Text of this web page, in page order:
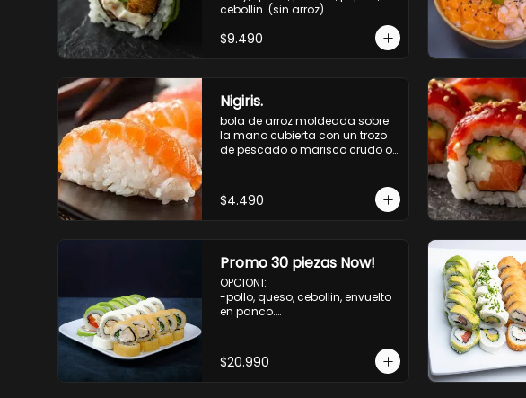
cebollin. (sin arroz)
$9.490
Nigiris.
bola de arroz moldeada sobre
la mano cubierta con un trozo
de pescado o marisco crudo o
$4.490
Promo 30 piezas Now!
OPCION1:
-pollo, queso, cebollin, envuelto
en panco.
-palmito, pepino, queso,
envuelto ciboulette o sesamo.
$20.990